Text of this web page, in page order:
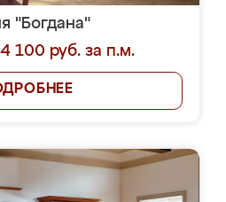
"Богдана"
100 руб. за п.м.